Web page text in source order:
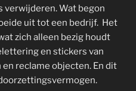
verwijderen. Wat begon
uit tot een bedrijf. Het
zich alleen bezig houdt
en stickers van
reclame objecten. En dit